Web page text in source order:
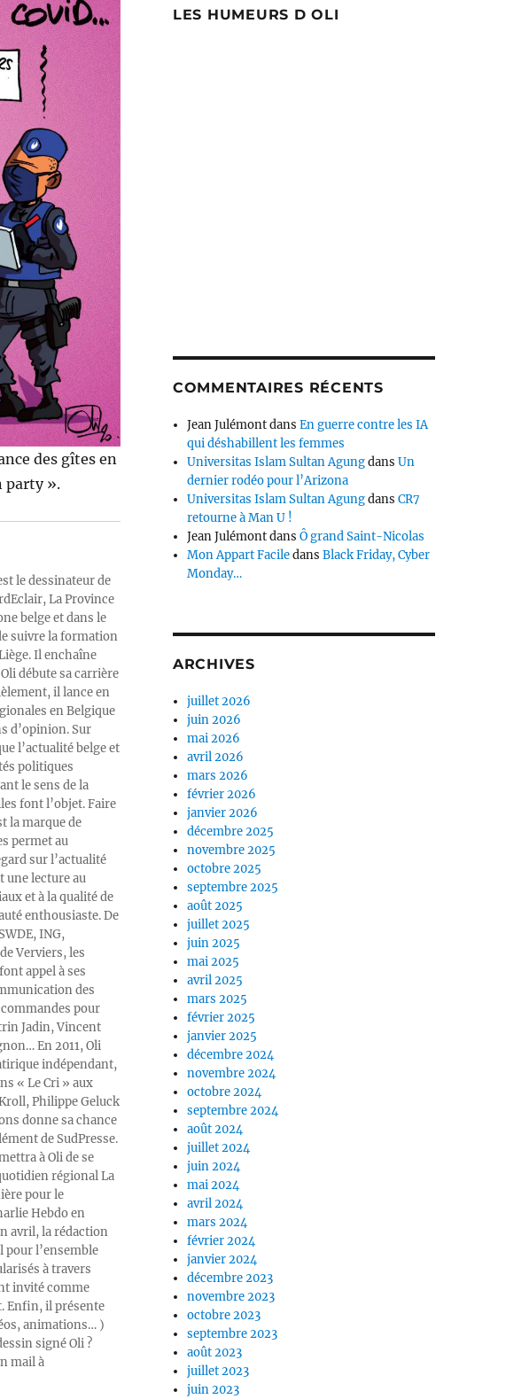
des gîtes en
party ».
le dessinateur de
La Province
belge et dans le
suivre la formation
Il enchaîne
débute sa carrière
il lance en
en Belgique
d’opinion. Sur
l’actualité belge et
politiques
le sens de la
font l’objet. Faire
la marque de
permet au
sur l’actualité
une lecture au
et à la qualité de
enthousiaste. De
ING,
Verviers, les
appel à ses
des
pour
Jadin, Vincent
En 2011, Oli
indépendant,
« Le Cri » aux
Philippe Geluck
donne sa chance
de SudPresse.
à Oli de se
régional La
pour le
Hebdo en
avril, la rédaction
pour l’ensemble
à travers
invité comme
Enfin, il présente
animations… )
signé Oli ?
mail à
LES HUMEURS D OLI
COMMENTAIRES RÉCENTS
Jean JulémontdansEn guerre contre les IA
qui déshabillent les femmes
Universitas Islam Sultan AgungdansUn
dernier rodéo pour l’Arizona
Universitas Islam Sultan AgungdansCR7
retourne à Man U !
Jean JulémontdansÔ grand Saint-Nicolas
Mon Appart FaciledansBlack Friday, Cyber
Monday…
ARCHIVES
juillet 2026
juin 2026
mai 2026
avril 2026
mars 2026
février 2026
janvier 2026
décembre 2025
novembre 2025
octobre 2025
septembre 2025
août 2025
juillet 2025
juin 2025
mai 2025
avril 2025
mars 2025
février 2025
janvier 2025
décembre 2024
novembre 2024
octobre 2024
septembre 2024
août 2024
juillet 2024
juin 2024
mai 2024
avril 2024
mars 2024
février 2024
janvier 2024
décembre 2023
novembre 2023
octobre 2023
septembre 2023
août 2023
juillet 2023
juin 2023